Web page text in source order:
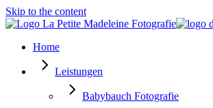
Skip to the content
Home
Leistungen
Babybauch Fotografie